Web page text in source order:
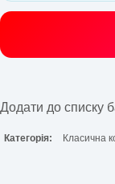
Додати до списку
Категорія: Класична